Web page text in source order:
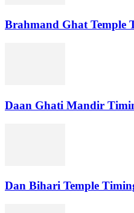
Brahmand Ghat Temple
Daan Ghati Mandir
Dan Bihari Temple